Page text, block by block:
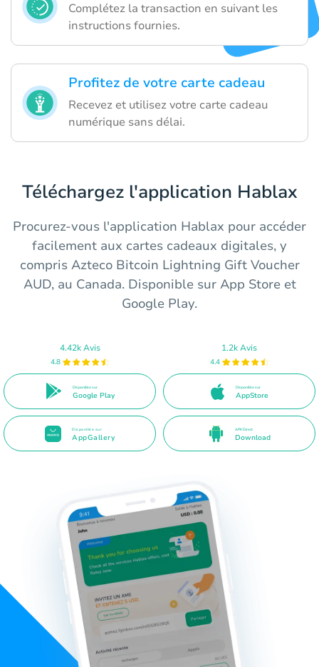
Complétez la transaction en suivant les
instructions fournies.
Profitez de votre carte cadeau
Recevez et utilisez votre carte cadeau
numérique sans délai.
Téléchargez l'application Hablax
Procurez-vous l'application Hablax pour accéder
facilement aux cartes cadeaux digitales, y
compris Azteco Bitcoin Lightning Gift Voucher
AUD, au Canada. Disponible sur App Store et
Google Play.
4.42k Avis
4.8
Disponible sur
Google Play
1.2k Avis
4.4
Disponible sur
AppStore
Disponible sur
AppGallery
APK Direct
Download